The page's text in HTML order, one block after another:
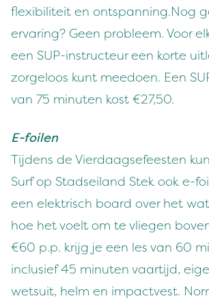
flexibiliteit en ontspanning.Nog
ervaring? Geen probleem. Voor
een SUP-instructeur een korte
zorgeloos kunt meedoen. Een
van 75 minuten kost €27,50.
E-foilen
Tijdens de Vierdaagsefeesten
Surf op Stadseiland Stek ook e-
een elektrisch board over het
hoe het voelt om te vliegen
€60 p.p. krijg je een les van 60
inclusief 45 minuten vaartijd,
wetsuit, helm en impactvest.